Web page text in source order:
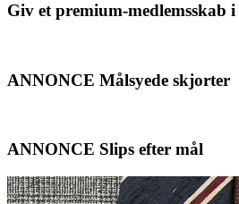
Giv et premium-medlemsskab i
ANNONCE Målsyede skjorter
ANNONCE Slips efter mål